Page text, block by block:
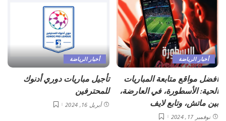
أخبار الرياضة
أفضل مواقع متابعة المباريات
الحية: الأسطورة، في العارضة،
بين ماتش، وتابع لايف
نوفمبر 17, 2024
أخبار الرياضة
تأجيل مباريات دوري أدنوك
للمحترفين
أبريل 16, 2024